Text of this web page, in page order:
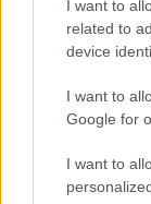
I want to
related to
device
I want to
Google for
I want to